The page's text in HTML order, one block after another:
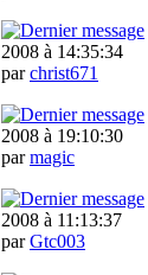
2008 à 14:35:34
parchrist671
2008 à 19:10:30
parmagic
2008 à 11:13:37
parGtc003